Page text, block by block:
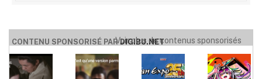
CONTENU SPONSORISÉ PARDIGIBU.NET
Voir plus de contenus sponsorisés